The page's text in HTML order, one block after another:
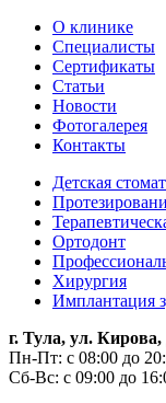
О клинике
Специалисты
Сертификаты
Статьи
Новости
Фотогалерея
Контакты
Детская
Ортодонт
Хирургия
Имплантация
г. Тула, ул. Кирова,
Пн-Пт: с 08:00 до
Сб-Вс: с 09:00 до